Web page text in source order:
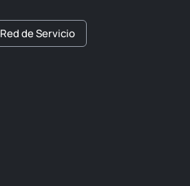
Red de Servicio